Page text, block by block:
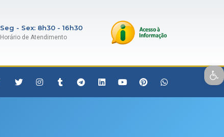
Open toolbar
Seg - Sex: 8h30 - 16h30
Horário de Atendimento